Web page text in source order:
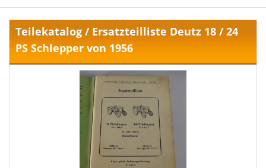
Teilekatalog / Ersatzteilliste Deutz 18 / 24
PS Schlepper von 1956